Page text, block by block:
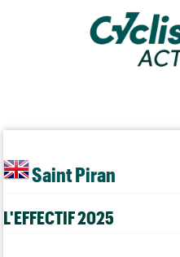
Saint Piran
L'EFFECTIF 2025